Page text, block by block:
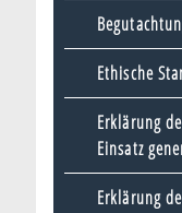
Ethische
Erklärung
Einsatz
Erklärung